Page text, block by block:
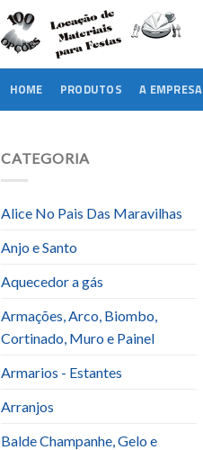
HOME PRODUTOS A EMPRESA
CATEGORIA
Alice No Pais Das Maravilhas
Anjo e Santo
Aquecedor a gás
Armações, Arco, Biombo,
Cortinado, Muro e Painel
Armarios - Estantes
Arranjos
Balde Champanhe, Gelo e